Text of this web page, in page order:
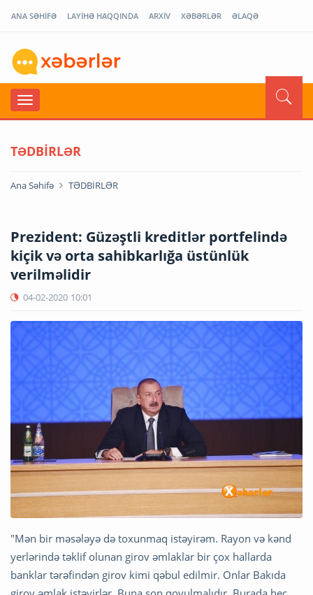
ANA SƏHİFƏ LAYİHƏ HAQQINDA ARXİV XƏBƏRLƏR ƏLAQƏ
TƏDBİRLƏR
Ana Səhifə TƏDBİRLƏR
Prezident: Güzəştli kreditlər portfelində
kiçik və orta sahibkarlığa üstünlük
verilməlidir
04-02-2020 10:01
"Mən bir məsələyə də toxunmaq istəyirəm. Rayon və kənd
yerlərində təklif olunan girov əmlaklar bir çox hallarda
banklar tərəfindən girov kimi qəbul edilmir. Onlar Bakıda